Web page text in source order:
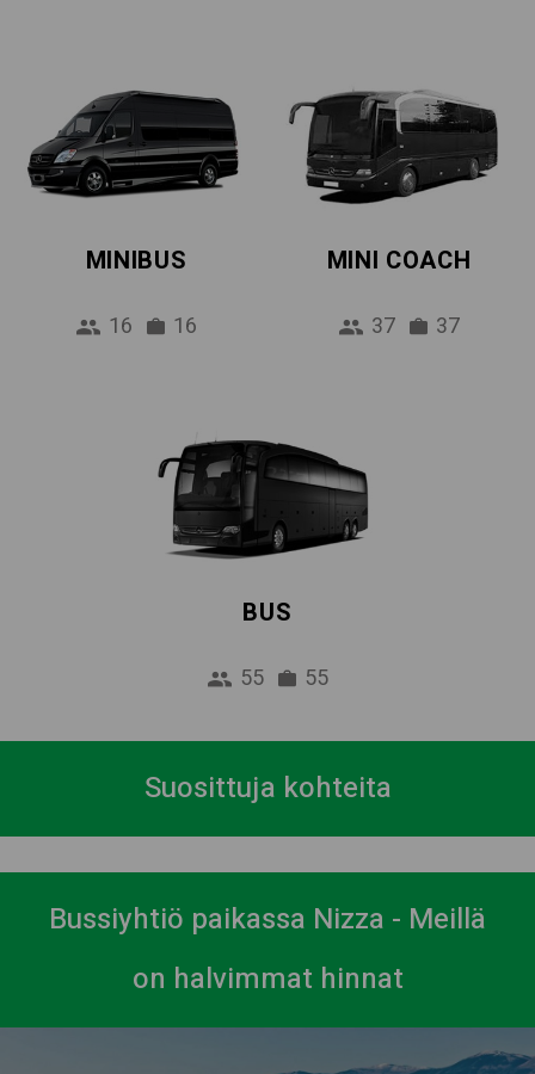
MINIBUS
16 16
MINI COACH
37 37
BUS
55 55
Suosittuja kohteita
Bussiyhtiö paikassa Nizza - Meillä
on halvimmat hinnat